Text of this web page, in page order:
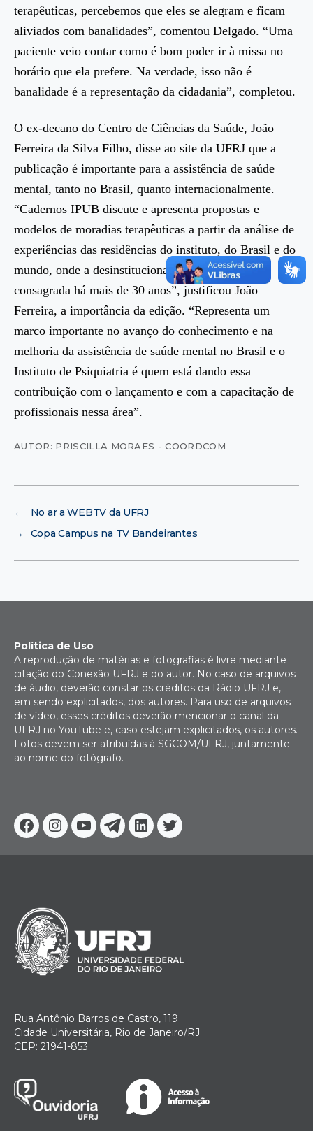
terapêuticas, percebemos que eles se alegram e ficam
aliviados com banalidades”, comentou Delgado. “Uma
paciente veio contar como é bom poder ir à missa no
horário que ela prefere. Na verdade, isso não é
banalidade é a representação da cidadania”, completou.
O ex-decano do Centro de Ciências da Saúde, João
Ferreira da Silva Filho, disse ao site da UFRJ que a
publicação é importante para a assistência de saúde
mental, tanto no Brasil, quanto internacionalmente.
“Cadernos IPUB discute e apresenta propostas e
modelos de moradias terapêuticas a partir da análise de
experiências das residências do instituto, do Brasil e do
mundo, onde a desinstitucionalização já está
consagrada há mais de 30 anos”, justificou João
Ferreira, a importância da edição. “Representa um
marco importante no avanço do conhecimento e na
melhoria da assistência de saúde mental no Brasil e o
Instituto de Psiquiatria é quem está dando essa
contribuição com o lançamento e com a capacitação de
profissionais nessa área”.
AUTOR: PRISCILLA MORAES - COORDCOM
←
No ar a WEBTV da UFRJ
→
Copa Campus na TV Bandeirantes
Facebook
Instagram
YoutubeTelegram
Linkedin
Twitter
Política de Uso
A reprodução de matérias e fotografias é livre mediante
citação do Conexão UFRJ e do autor. No caso de arquivos
de áudio, deverão constar os créditos da Rádio UFRJ e,
em sendo explicitados, dos autores. Para uso de arquivos
de vídeo, esses créditos deverão mencionar o canal da
UFRJ no YouTube e, caso estejam explicitados, os autores.
Fotos devem ser atribuídas à SGCOM/UFRJ, juntamente
ao nome do fotógrafo.
Rua Antônio Barros de Castro, 119
Cidade Universitária, Rio de Janeiro/RJ
CEP: 21941-853